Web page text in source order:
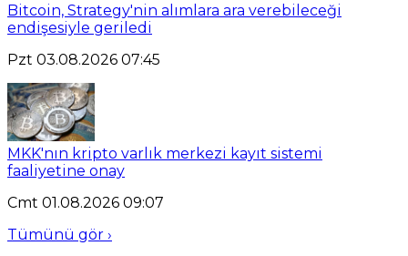
Bitcoin, Strategy'nin alımlara ara verebileceği
endişesiyle geriledi
Pzt 03.08.2026 07:45
MKK'nın kripto varlık merkezi kayıt sistemi
faaliyetine onay
Cmt 01.08.2026 09:07
Tümünü gör ›